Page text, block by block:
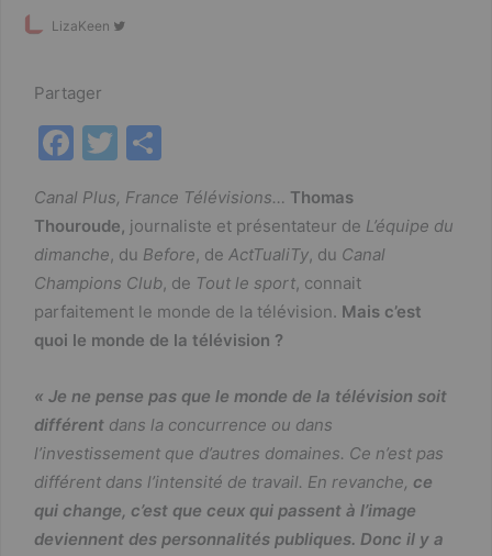
LizaKeen
Follow
Partager
F
c
e
b
o
o
k
T
itt
er
ta
g
er
Canal Plus, France Télévisions… Thomas
Thouroude, journaliste et présentateur de L’équipe du
dimanche, du Before, de ActTualiTy, du Canal
Champions Club, de Tout le sport, connait
parfaitement le monde de la télévision. Mais c’est
quoi le monde de la télévision ?
« Je ne pense pas que le monde de la télévision soit
différent dans la concurrence ou dans
l’investissement que d’autres domaines. Ce n’est pas
différent dans l’intensité de travail. En revanche, ce
qui change, c’est que ceux qui passent à l’image
deviennent des personnalités publiques. Donc il y a